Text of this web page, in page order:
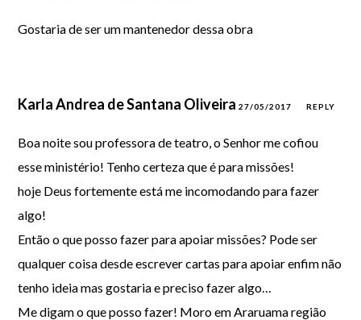
Gostaria de ser um mantenedor dessa obra
Karla Andrea de Santana Oliveira27/05/2017 REPLY
Boa noite sou professora de teatro, o Senhor me cofiou
esse ministério! Tenho certeza que é para missões!
hoje Deus fortemente está me incomodando para fazer
algo!
Então o que posso fazer para apoiar missões? Pode ser
qualquer coisa desde escrever cartas para apoiar enfim não
tenho ideia mas gostaria e preciso fazer algo…
Me digam o que posso fazer! Moro em Araruama região